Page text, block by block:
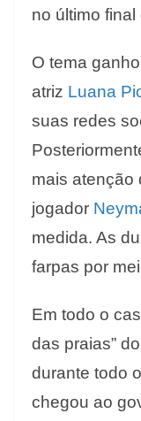
no último
O tema
atriz Luana
suas redes
mais atenção
jogador
medida. As
farpas por
Em todo o
das praias”
durante todo
chegou ao